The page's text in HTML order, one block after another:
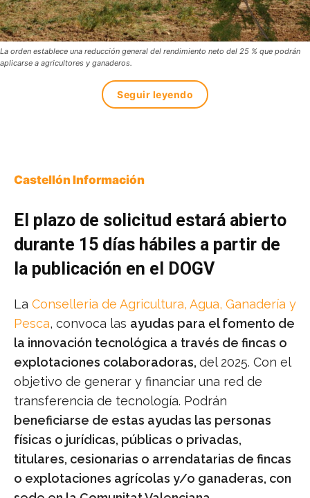
La orden establece una reducción general del rendimiento neto del 25 % que podrán
aplicarse a agricultores y ganaderos.
Seguir leyendo
Castellón Información
El plazo de solicitud estará abierto
durante 15 días hábiles a partir de
la publicación en el DOGV
La Conselleria de Agricultura, Agua, Ganadería y
Pesca, convoca las ayudas para el fomento de
la innovación tecnológica a través de fincas o
explotaciones colaboradoras, del 2025. Con el
objetivo de generar y financiar una red de
transferencia de tecnología. Podrán
beneficiarse de estas ayudas las personas
físicas o jurídicas, públicas o privadas,
titulares, cesionarias o arrendatarias de fincas
o explotaciones agrícolas y/o ganaderas, con